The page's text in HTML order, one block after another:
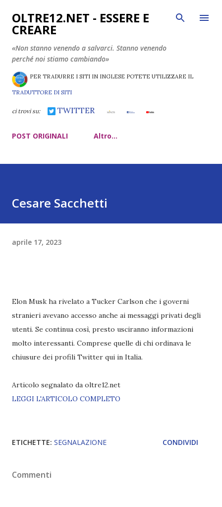
Passa ai contenuti principali
OLTRE12.NET - ESSERE E
CREARE
«Non stanno venendo a salvarci. Stanno venendo
perché noi stiamo cambiando»
PER TRADURRE I SITI IN INGLESE POTETE UTILIZZARE IL
TRADUTTORE DI SITI
ci trovi su: TWITTER
POST ORIGINALI Altro…
Cesare Sacchetti
aprile 17, 2023
Elon Musk ha rivelato a Tucker Carlson che i governi
stranieri avevano accesso anche ai messaggi privati degli
utenti. Se continua così, presto usciranno informazioni
molto interessanti. Comprese quelle di chi ordinava le
chiusure dei profili Twitter qui in Italia.
Articolo segnalato da oltre12.net
LEGGI L'ARTICOLO COMPLETO
ETICHETTE: SEGNALAZIONE CONDIVIDI
Commenti